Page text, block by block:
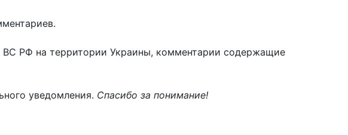
РФ на территории Украины, комментарии содержащие
уведомления. Спасибо за понимание!